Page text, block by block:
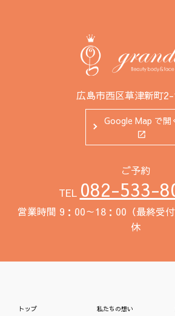
広島市西区草津新町
Google Map で開
ご予約
TEL 082-533-
営業時間 9：00～18：00（最終受
休
トップ 私たちの想い